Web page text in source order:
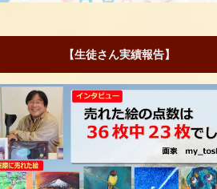
【生徒さん実績報告】